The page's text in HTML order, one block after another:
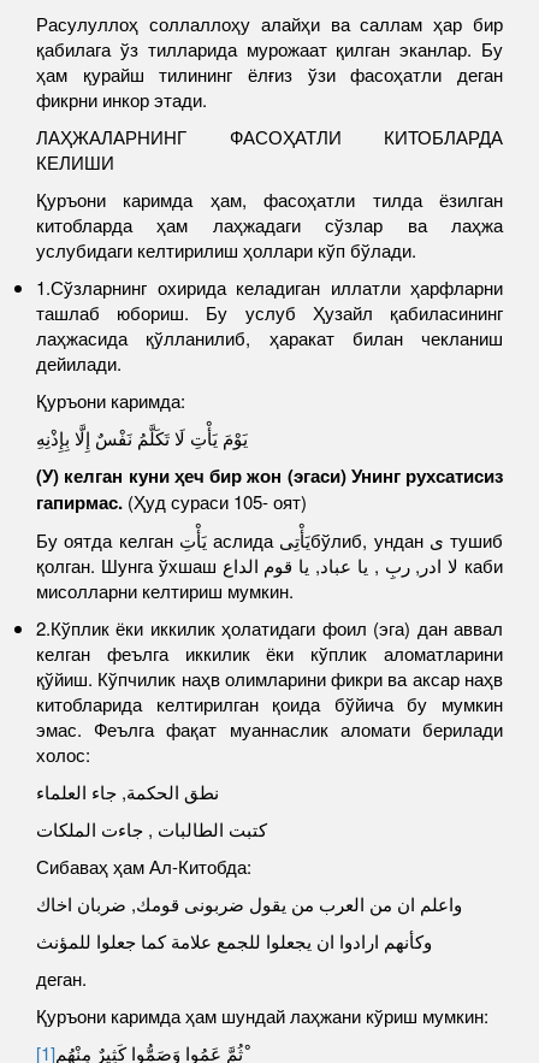
Расулуллоҳ соллаллоҳу алайҳи ва саллам ҳар бир
қабилага ўз тилларида мурожаат қилган эканлар. Бу
ҳам қурайш тилининг ёлғиз ўзи фасоҳатли деган
фикрни инкор этади.
ЛАҲЖАЛАРНИНГ ФАСОҲАТЛИ КИТОБЛАРДА
КЕЛИШИ
Қуръони каримда ҳам, фасоҳатли тилда ёзилган
китобларда ҳам лаҳжадаги сўзлар ва лаҳжа
услубидаги келтирилиш ҳоллари кўп бўлади.
1.Сўзларнинг охирида келадиган иллатли ҳарфларни
ташлаб юбориш. Бу услуб Ҳузайл қабиласининг
лаҳжасида қўлланилиб, ҳаракат билан чекланиш
дейилади.
Қуръони каримда:
يَوْمَ يَأْتِ لَا تَكَلَّمُ نَفْسٌ إِلَّا بِإِذْنِهِ
(У) келган куни ҳеч бир жон (эгаси) Унинг рухсатисиз
гапирмас. (Ҳуд сураси 105- оят)
Бу оятда келган يَأْتِ аслида يَأْتِىбўлиб, ундан ى тушиб
қолган. Шунга ўхшаш لا ادر, ربِ , يا عباد, يا قوم الداع каби
мисолларни келтириш мумкин.
2.Кўплик ёки иккилик ҳолатидаги фоил (эга) дан аввал
келган феълга иккилик ёки кўплик аломатларини
қўйиш. Кўпчилик наҳв олимларини фикри ва аксар наҳв
китобларида келтирилган қоида бўйича бу мумкин
эмас. Феълга фақат муаннаслик аломати берилади
холос:
نطق الحكمة, جاء العلماء
كتبت الطالبات , جاءت الملكات
Сибаваҳ ҳам Ал-Китобда:
واعلم ان من العرب من يقول ضربونى قومك, ضربان اخاك
وكأنهم ارادوا ان يجعلوا للجمع علامة كما جعلوا للمؤنث
деган.
Қуръони каримда ҳам шундай лаҳжани кўриш мумкин:
ثُمَّ عَمُوا وَصَمُّوا كَثِيرٌ مِنْهُم[1]